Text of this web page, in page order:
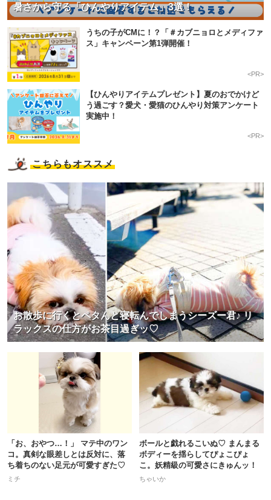
暑さから守る「ひんやりアイテム」3選！
うちの子がCMに！？「＃カブニョロとメディファ
ス」キャンペーン第1弾開催！
<PR>
【ひんやりアイテムプレゼント】夏のおでかけど
う過ごす？愛犬・愛猫のひんやり対策アンケート
実施中！
<PR>
こちらもオススメ
お散歩に行くとペタんと寝転んでしまうシーズー君♪ リ
ラックスの仕方がお茶目過ぎッ♡
「お、おやつ…！」 マテ中のワン
コ。真剣な眼差しとは反対に、落
ち着ちのない足元が可愛すぎた♡
ミチ
ボールと戯れるこいぬ♡ まんまる
ボディーを揺らしてぴょこぴょ
こ。妖精級の可愛さにきゅんッ！
ちゃいか